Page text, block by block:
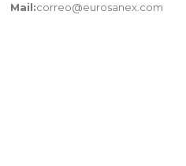
Mail:correo@eurosanex.com